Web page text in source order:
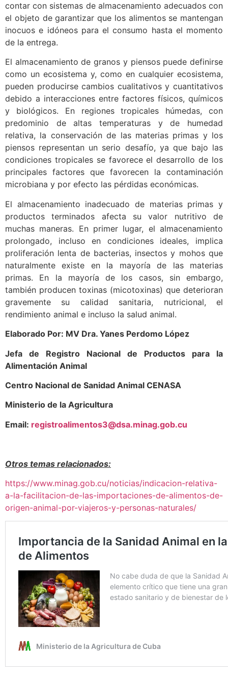
contar con sistemas de almacenamiento adecuados con
el objeto de garantizar que los alimentos se mantengan
inocuos e idóneos para el consumo hasta el momento
de la entrega.
El almacenamiento de granos y piensos puede definirse
como un ecosistema y, como en cualquier ecosistema,
pueden producirse cambios cualitativos y cuantitativos
debido a interacciones entre factores físicos, químicos
y biológicos. En regiones tropicales húmedas, con
predominio de altas temperaturas y de humedad
relativa, la conservación de las materias primas y los
piensos representan un serio desafío, ya que bajo las
condiciones tropicales se favorece el desarrollo de los
principales factores que favorecen la contaminación
microbiana y por efecto las pérdidas económicas.
El almacenamiento inadecuado de materias primas y
productos terminados afecta su valor nutritivo de
muchas maneras. En primer lugar, el almacenamiento
prolongado, incluso en condiciones ideales, implica
proliferación lenta de bacterias, insectos y mohos que
naturalmente existe en la mayoría de las materias
primas. En la mayoría de los casos, sin embargo,
también producen toxinas (micotoxinas) que deterioran
gravemente su calidad sanitaria, nutricional, el
rendimiento animal e incluso la salud animal.
Elaborado Por: MV Dra. Yanes Perdomo López
Jefa de Registro Nacional de Productos para la
Alimentación Animal
Centro Nacional de Sanidad Animal CENASA
Ministerio de la Agricultura
Email: registroalimentos3@dsa.minag.gob.cu
Otros temas relacionados:
https://www.minag.gob.cu/noticias/indicacion-relativa-
a-la-facilitacion-de-las-importaciones-de-alimentos-de-
origen-animal-por-viajeros-y-personas-naturales/